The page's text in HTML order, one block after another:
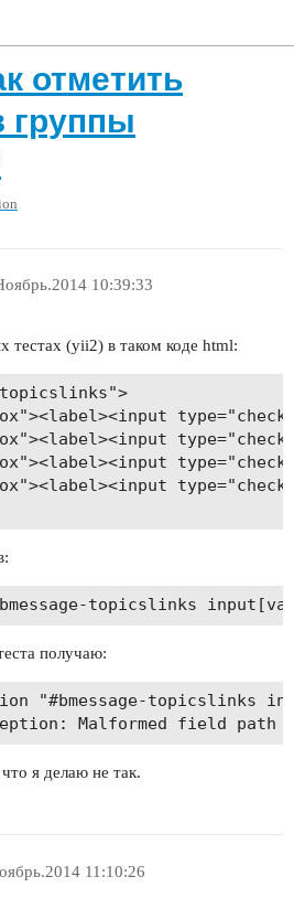
отметить
группы
10:39:33
тестах (yii2) в таком коде html:
topicslinks">
получаю:
"#bmessage-topicslinks
я делаю не так.
11:10:26